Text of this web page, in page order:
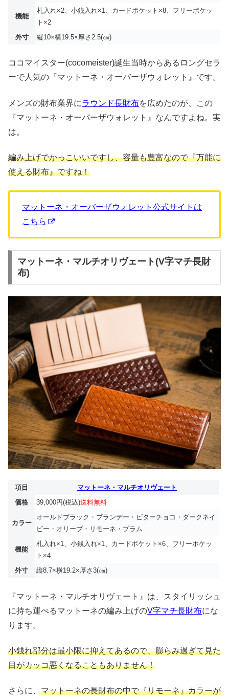
機能
札入れ×2、小銭入れ×1、カードポケット×8、フリーポケッ
ト×2
外寸
縦10×横19.5×厚さ2.5(㎝)
ココマイスター(cocomeister)誕生当時からあるロングセラ
ーで人気の『マットーネ・オーバーザウォレット』です。
メンズの財布業界にラウンド長財布を広めたのが、この
『マットーネ・オーバーザウォレット』なんですよね。実
は。
編み上げでかっこいいですし、容量も豊富なので『万能に
使える財布』ですね！
マットーネ・オーバーザウォレット公式サイトは
こちら
マットーネ・マルチオリヴェート(V字マチ長財
布)
項目
マットーネ・マルチオリヴェート
価格
39,000円(税込)送料無料
カラー
オールドブラック・ブランデー・ビターチョコ・ダークネイ
ビー・オリーブ・リモーネ・プラム
機能
札入れ×1、小銭入れ×1、カードポケット×6、フリーポケッ
ト×4
外寸
縦8.7×横19.2×厚さ3(㎝)
『マットーネ・マルチオリヴェート』は、スタイリッシュ
に持ち運べるマットーネの編み上げのV字マチ長財布にな
ります。
小銭れ部分は最小限に抑えてあるので、膨らみ過ぎて見た
目がカッコ悪くなることもありません！
さらに、 マットーネの長財布の中で『リモーネ』カラーが